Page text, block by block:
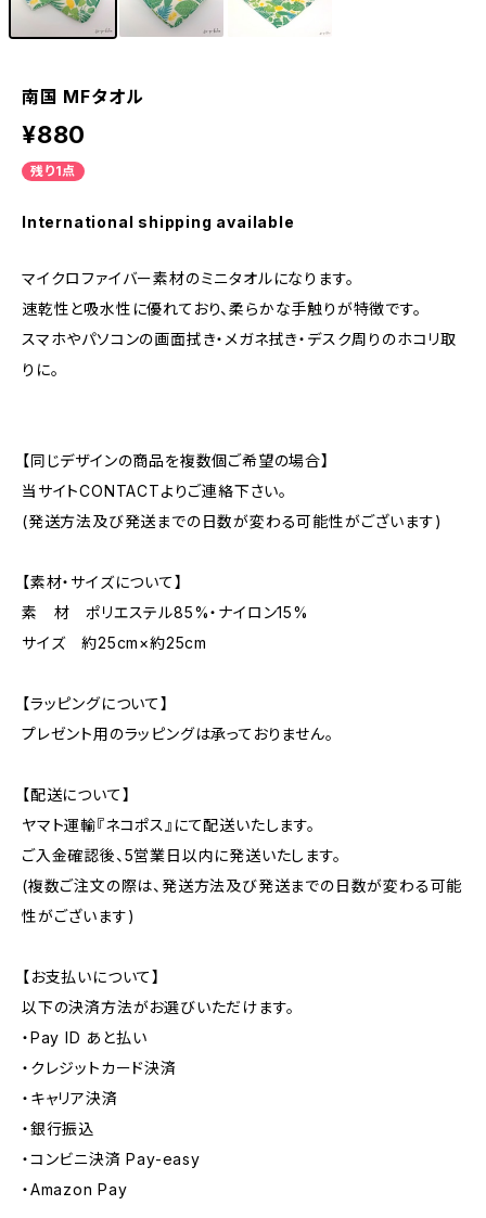
南国 MFタオル
¥880
残り1点
International shipping available
マイクロファイバー素材のミニタオルになります。
速乾性と吸水性に優れており、柔らかな手触りが特徴です。
スマホやパソコンの画面拭き・メガネ拭き・デスク周りのホコリ取
りに。
【同じデザインの商品を複数個ご希望の場合】
当サイトCONTACTよりご連絡下さい。
(発送方法及び発送までの日数が変わる可能性がございます)
【素材・サイズについて】
素 材 ポリエステル85%・ナイロン15%
サイズ 約25cm×約25cm
【ラッピングについて】
プレゼント用のラッピングは承っておりません。
【配送について】
ヤマト運輸『ネコポス』にて配送いたします。
ご入金確認後、5営業日以内に発送いたします。
(複数ご注文の際は、発送方法及び発送までの日数が変わる可能
性がございます)
【お支払いについて】
以下の決済方法がお選びいただけます。
・Pay ID あと払い
・クレジットカード決済
・キャリア決済
・銀行振込
・コンビニ決済 Pay-easy
・Amazon Pay